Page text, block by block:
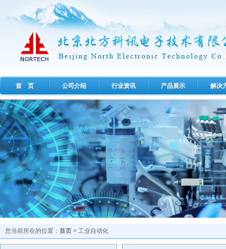
首 页 公司介绍 行业资讯 产品展示 解决
您当前所在的位置： 首页 > 工业自动化